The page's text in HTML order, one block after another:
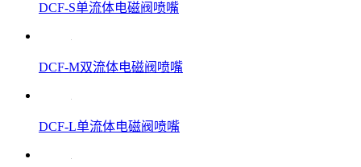
DCF-S单流体电磁阀喷嘴
DCF-M双流体电磁阀喷嘴
DCF-L单流体电磁阀喷嘴